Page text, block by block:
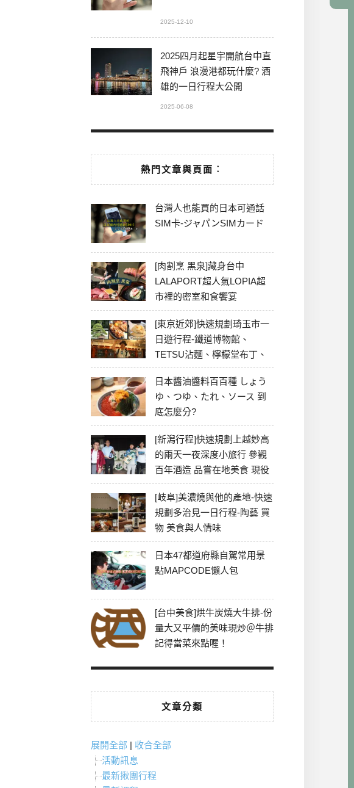
2025-12-10
2025四月起星宇開航台中直
飛神戶 浪漫港都玩什麼? 酒
雄的一日行程大公開
2025-06-08
熱門文章與頁面︰
台灣人也能買的日本可通話
SIM卡-ジャパンSIMカード
[肉割烹 黑泉]藏身台中
LALAPORT超人氣LOPIA超
市裡的密室和食饗宴
[東京近郊]快速規劃琦玉市一
日遊行程-鐵道博物館、
TETSU沾麵、檸檬堂布丁、
冰川神社、美食彙整
日本醬油醬料百百種 しょう
ゆ、つゆ、たれ、ソース 到
底怎麼分?
[新潟行程]快速規劃上越妙高
的兩天一夜深度小旅行 參觀
百年酒造 品嘗在地美食 現役
最老牌電影院
[岐阜]美濃燒與他的產地-快速
規劃多治見一日行程-陶藝 買
物 美食與人情味
日本47都道府縣自駕常用景
點MAPCODE懶人包
[台中美食]烘牛炭燒大牛排-份
量大又平價的美味現炒＠牛排
記得當菜來點喔！
文章分類
展開全部 | 收合全部
活動訊息
最新揪團行程